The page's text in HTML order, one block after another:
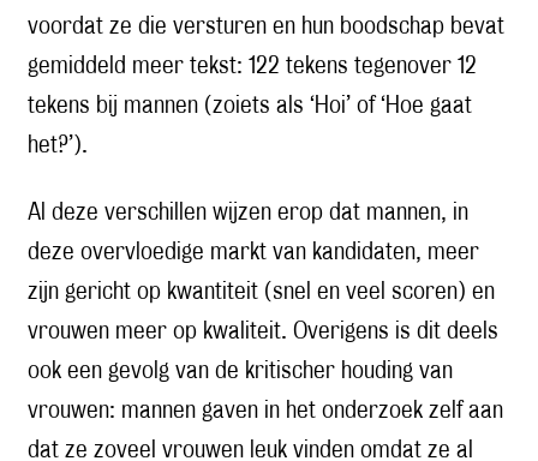
voordat ze die versturen en hun boodschap bevat
gemiddeld meer tekst: 122 tekens tegenover 12
tekens bij mannen (zoiets als ‘Hoi’ of ‘Hoe gaat
het?’).
Al deze verschillen wijzen erop dat mannen, in
deze overvloedige markt van kandidaten, meer
zijn gericht op kwantiteit (snel en veel scoren) en
vrouwen meer op kwaliteit. Overigens is dit deels
ook een gevolg van de kritischer houding van
vrouwen: mannen gaven in het onderzoek zelf aan
dat ze zoveel vrouwen leuk vinden omdat ze al